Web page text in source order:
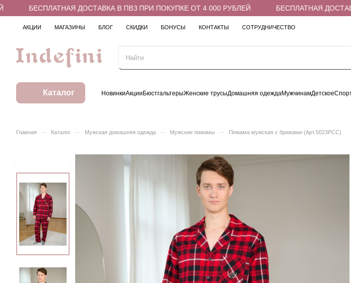
БЕСПЛАТНАЯ ДОСТАВКА В ПВЗ ПРИ ПОКУПКЕ ОТ 4 000 РУБЛЕЙ БЕСПЛАТНАЯ
АКЦИИ МАГАЗИНЫ БЛОГ СКИДКИ БОНУСЫ КОНТАКТЫ СОТРУДНИЧЕСТВО
Каталог НовинкиАкцииБюстгальтерыЖенские трусыДомашняя одеждаМужчинамДетское
Главная – Каталог – Мужская домашняя одежда – Мужские пижамы – Пижама мужская с брюками (Арт.5023PCC)